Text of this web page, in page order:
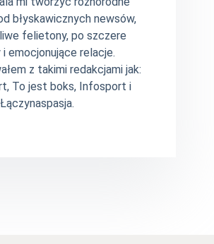
błyskawicznych newsów,
felietony, po szczere
emocjonujące relacje.
z takimi redakcjami jak:
To jest boks, Infosport i
Łączynaspasja.